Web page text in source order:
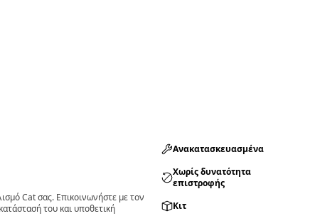
Cat σας. Επικοινωνήστε με τον
του και υποθετική
Ανακατασκευασμένα
Χωρίς δυνατότητα
επιστροφής
Κιτ